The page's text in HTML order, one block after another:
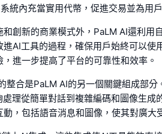
統內充當實用代幣，促進交易並為用
和創新的商業模式外，PaLM AI還利用
AI工具的過程，確保用戶始終可以使
進一步提高了平台的可靠性和效率。
整合是PaLM AI的另一個關鍵組成部
理從簡單對話到複雜編碼和圖像生成
，包括語音消息和圖像，使其對廣大